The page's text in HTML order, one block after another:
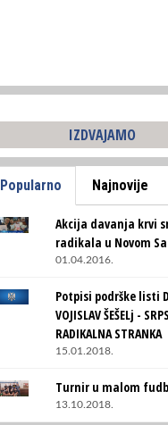
IZDVAJAMO
Popularno Najnovije
Akcija davanja krvi
radikala u Novom
01.04.2016.
Potpisi podrške listi
VOJISLAV ŠEŠELj -
RADIKALNA STRANKA
15.01.2018.
Turnir u malom
13.10.2018.